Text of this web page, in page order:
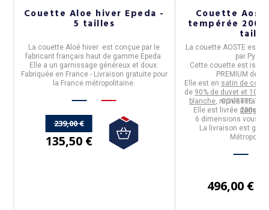
Couette Aloe hiver Epeda -
5 tailles
La couette Aloé hiver est conçue par le
fabricant français haut de gamme Epeda.
Elle a un garnissage généreux et doux.
Fabriquée en France - Livraison gratuite pour
la France métropolitaine.
239,00 €
135,50 €
Couette
tempérée
La couette AOSTE est
par
Cette couette est
PREMIUM de la
Elle est en satin de coton
de 90% de duvet et 10%
blanche, représentant
200g/m²
COUETTE
Elle est livrée dans
6 dimensions vous
La livraison est
496,00 €